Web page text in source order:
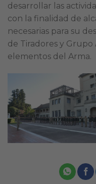
desarrollar las
con la finalidad de
necesarias para su
de Tiradores y
elementos del Arma.